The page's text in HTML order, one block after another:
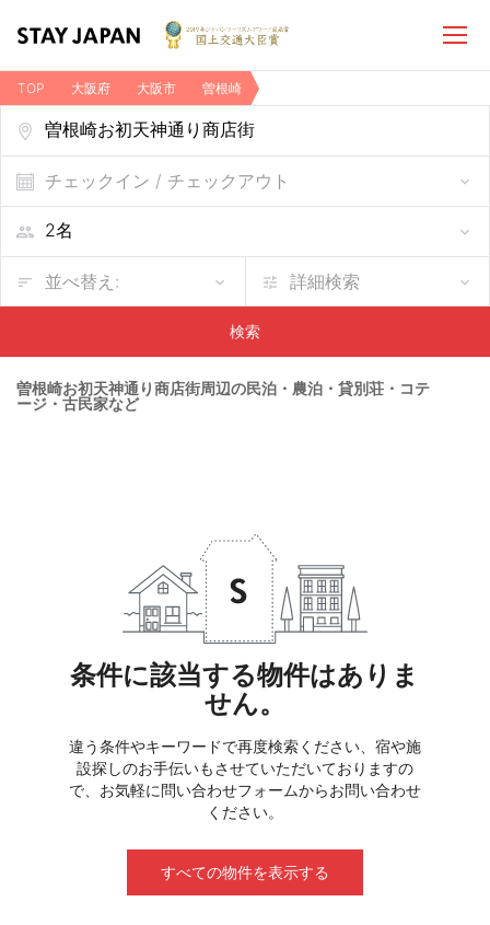
TOP 大阪府 大阪市 曽根崎
曽根崎お初天神通り商店街周辺の民泊・農泊・貸別荘・コテージ・古民家など
チェックイン / チェックアウト
並べ替え: 詳細検索
検索
曽根崎お初天神通り商店街周辺の民泊・農泊・貸別荘・コテ
ージ・古民家など
条件に該当する物件はありま
せん。
違う条件やキーワードで再度検索ください、宿や施
設探しのお手伝いもさせていただいておりますの
で、お気軽に問い合わせフォームからお問い合わせ
ください。
すべての物件を表示する